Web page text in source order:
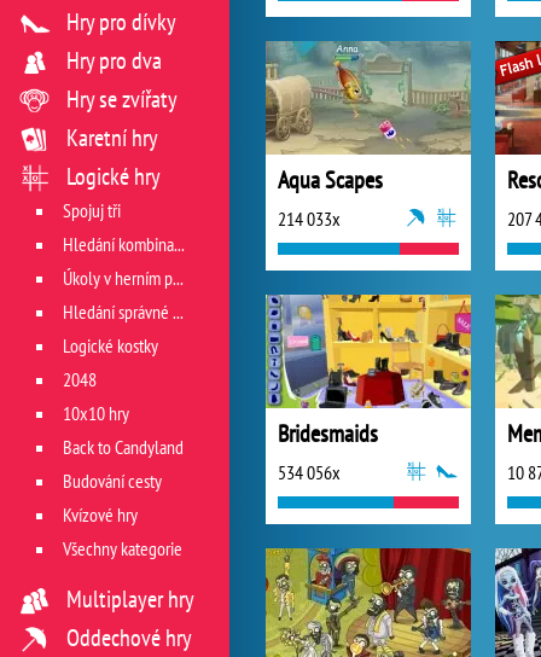
Aqua Scapes
214 033x 207
Bridesmaids
534 056x 10
Hry pro dívky
Hry pro dva
Hry se zvířaty
Karetní hry
Logické hry
Spojuj tři
Hledání kombinace
Úkoly v herním poli
Hledání správné cesty
Logické kostky
2048
10x10 hry
Back to Candyland
Budování cesty
Kvízové hry
Všechny kategorie
Multiplayer hry
Oddechové hry